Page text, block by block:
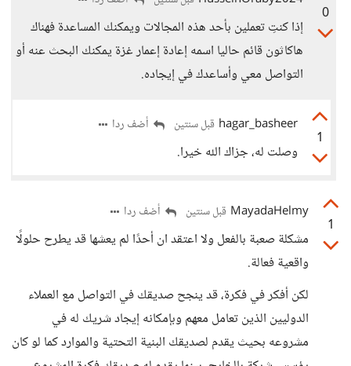
0
إذا كنتِ تعملين بأحد هذه المجالات ويمكنك المساعدة فهناك
هاكاثون قائم حاليا اسمه إعادة إعمار غزة يمكنك البحث عنه أو
التواصل معي وأساعدك في إيجاده.
1
hagar_basheer قبل سنتين أضف ردا
وصلت له، جزاك الله خيرا.
1
MayadaHelmy قبل سنتين أضف ردا
مشكلة صعبة بالفعل ولا اعتقد ان أحدًا لم يعشها قد يطرح حلولًا
واقعية فعالة.
لكن أفكر في فكرة، قد ينجح صديقك في التواصل مع العملاء
الدوليين الذين تعامل معهم وبإمكانه إيجاد شريك له في
مشروعه بحيث يقدم لصديقك البنية التحتية والموارد كما لو كان